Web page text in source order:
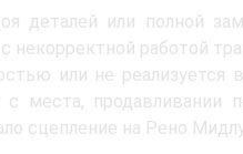
деталей или полной
работой
или не реализуется
места, продавливании
сцепление на Рено